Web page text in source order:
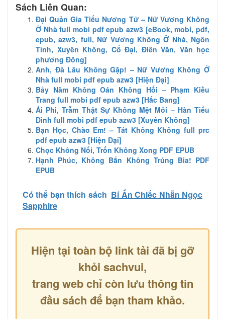
Sách Liên Quan:
Đại Quản Gia Tiểu Nương Tử – Nữ Vương Không
Ở Nhà full mobi pdf epub azw3 [eBook, mobi, pdf,
epub, azw3, full, Nữ Vương Không Ở Nhà, Ngôn
Tình, Xuyên Không, Cổ Đại, Điền Văn, Văn học
phương Đông]
Anh, Đã Lâu Không Gặp! – Nữ Vương Không Ở
Nhà full mobi pdf epub azw3 [Hiện Đại]
Bảy Năm Không Oán Không Hối – Phạm Kiều
Trang full mobi pdf epub azw3 [Hắc Bang]
Ái Phi, Trẫm Thật Sự Không Mệt Mỏi – Hàn Tiểu
Đình full mobi pdf epub azw3 [Xuyên Không]
Bạn Học, Chào Em! – Tát Không Không full prc
pdf epub azw3 [Hiện Đại]
Chọc Không Nổi, Trốn Không Xong PDF EPUB
Hạnh Phúc, Không Bắn Không Trúng Bia! PDF
EPUB
Có thể bạn thích sách Bí Ẩn Chiếc Nhẫn Ngọc
Sapphire
Hiện tại toàn bộ link tải đã bị gỡ
khỏi sachvui,
trang web chỉ còn lưu thông tin
đầu sách để bạn tham khảo.